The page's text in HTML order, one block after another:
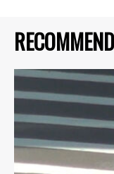
RECOMMEND